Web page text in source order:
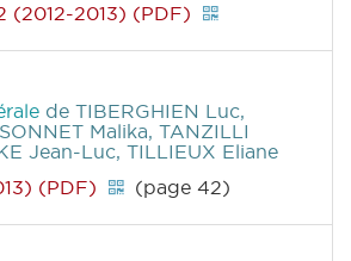
(2012-2013) (PDF)
de TIBERGHIEN Luc,
Malika, TANZILLI
Jean-Luc, TILLIEUX Eliane
(PDF)
(page 42)